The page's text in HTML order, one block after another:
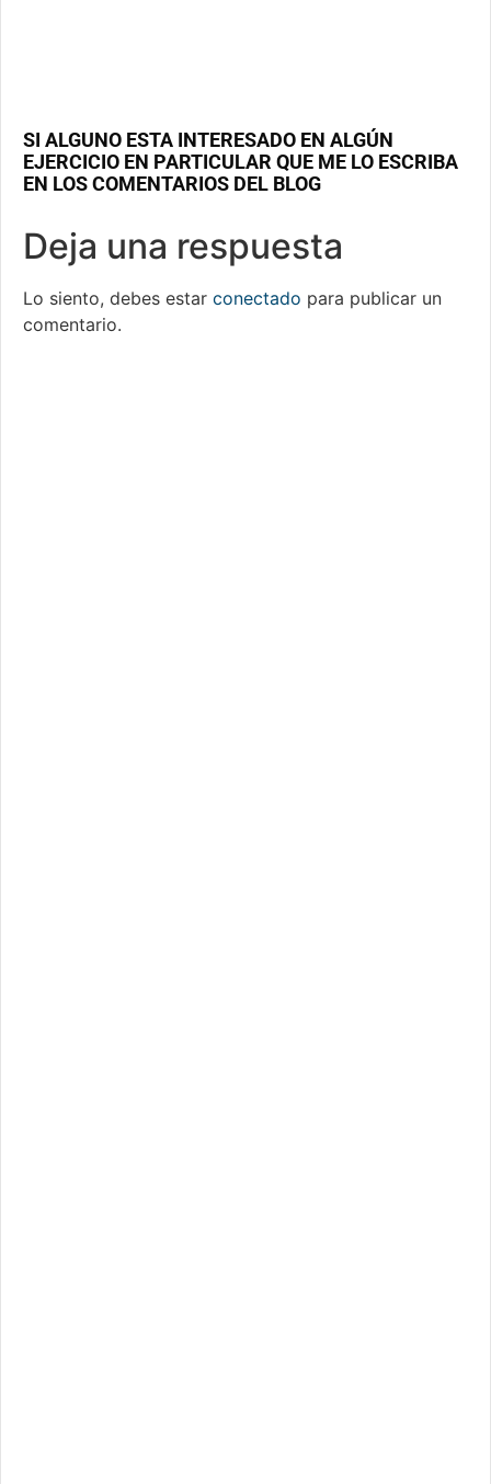
SI ALGUNO ESTA INTERESADO EN ALGÚN
EJERCICIO EN PARTICULAR QUE ME LO ESCRIBA
EN LOS COMENTARIOS DEL BLOG
Deja una respuesta
Lo siento, debes estar conectado para publicar un
comentario.